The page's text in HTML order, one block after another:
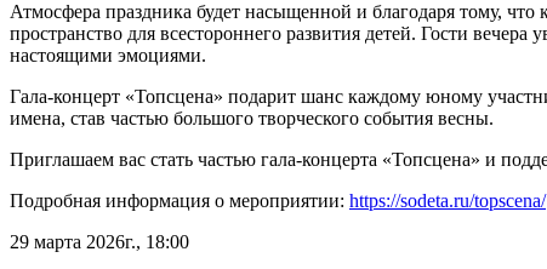
Атмосфера праздника будет насыщенной и благодаря тому,
пространство для всестороннего развития детей. Гости
настоящими эмоциями.
Гала-концерт «Топсцена» подарит шанс каждому юному
имена, став частью большого творческого события весны.
Приглашаем вас стать частью гала-концерта «Топсцена» и
Подробная информация о мероприятии: https://sodeta.ru/topscena/
29 марта 2026г., 18:00